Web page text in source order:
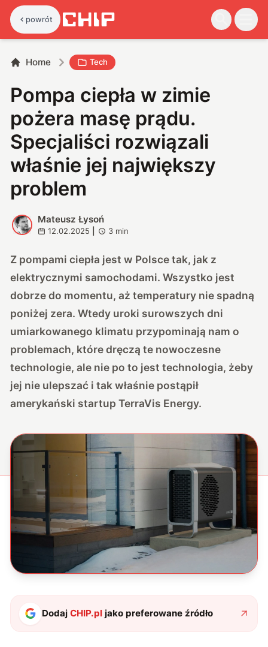
powrót
Home Tech
Pompa ciepła w zimie
pożera masę prądu.
Specjaliści rozwiązali
właśnie jej największy
problem
M
Mateusz Łysoń
12.02.2025 3 min
Z pompami ciepła jest w Polsce tak, jak z
elektrycznymi samochodami. Wszystko jest
dobrze do momentu, aż temperatury nie spadną
poniżej zera. Wtedy uroki surowszych dni
umiarkowanego klimatu przypominają nam o
problemach, które dręczą te nowoczesne
technologie, ale nie po to jest technologia, żeby
jej nie ulepszać i tak właśnie postąpił
amerykański startup TerraVis Energy.
DodajCHIP.pl jako preferowane źródło